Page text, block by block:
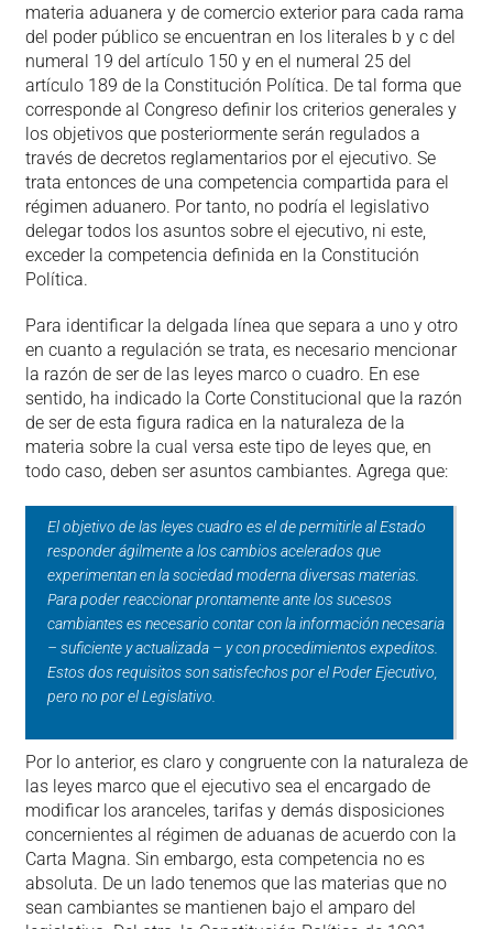
materia aduanera y de comercio exterior para cada rama
del poder público se encuentran en los literales b y c del
numeral 19 del artículo 150 y en el numeral 25 del
artículo 189 de la Constitución Política. De tal forma que
corresponde al Congreso definir los criterios generales y
los objetivos que posteriormente serán regulados a
través de decretos reglamentarios por el ejecutivo. Se
trata entonces de una competencia compartida para el
régimen aduanero. Por tanto, no podría el legislativo
delegar todos los asuntos sobre el ejecutivo, ni este,
exceder la competencia definida en la Constitución
Política.
Para identificar la delgada línea que separa a uno y otro
en cuanto a regulación se trata, es necesario mencionar
la razón de ser de las leyes marco o cuadro. En ese
sentido, ha indicado la Corte Constitucional que la razón
de ser de esta figura radica en la naturaleza de la
materia sobre la cual versa este tipo de leyes que, en
todo caso, deben ser asuntos cambiantes. Agrega que:
El objetivo de las leyes cuadro es el de permitirle al Estado
responder ágilmente a los cambios acelerados que
experimentan en la sociedad moderna diversas materias.
Para poder reaccionar prontamente ante los sucesos
cambiantes es necesario contar con la información necesaria
– suficiente y actualizada – y con procedimientos expeditos.
Estos dos requisitos son satisfechos por el Poder Ejecutivo,
pero no por el Legislativo.
Por lo anterior, es claro y congruente con la naturaleza de
las leyes marco que el ejecutivo sea el encargado de
modificar los aranceles, tarifas y demás disposiciones
concernientes al régimen de aduanas de acuerdo con la
Carta Magna. Sin embargo, esta competencia no es
absoluta. De un lado tenemos que las materias que no
sean cambiantes se mantienen bajo el amparo del